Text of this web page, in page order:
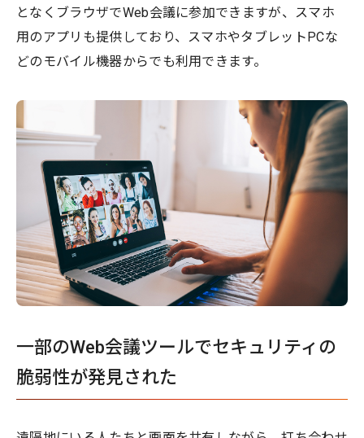
となくブラウザでWeb会議に参加できますが、スマホ
用のアプリも提供しており、スマホやタブレットPCな
どのモバイル機器からでも利用できます。
一部のWeb会議ツールでセキュリティの
脆弱性が発見された